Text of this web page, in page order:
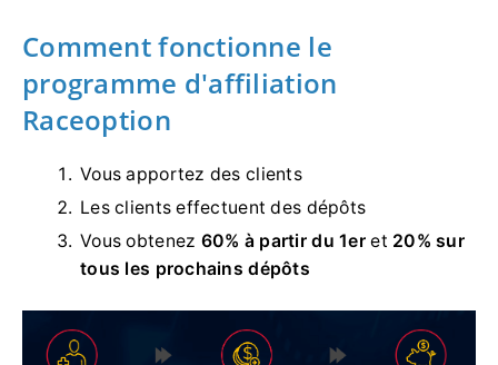
Comment fonctionne le
programme d'affiliation
Raceoption
Vous apportez des clients
Les clients effectuent des dépôts
Vous obtenez 60% à partir du 1eret 20% sur
tous les prochains dépôts